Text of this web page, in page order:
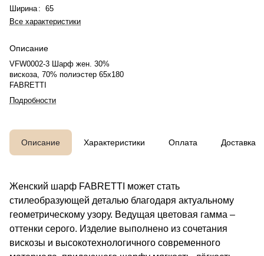
Ширина : 65
Все характеристики
Описание
VFW0002-3 Шарф жен. 30%
вискоза, 70% полиэстер 65x180
FABRETTI
Подробности
Описание Характеристики Оплата Доставка
Женский шарф FABRETTI может стать
стилеобразующей деталью благодаря актуальному
геометрическому узору. Ведущая цветовая гамма –
оттенки серого. Изделие выполнено из сочетания
вискозы и высокотехнологичного современного